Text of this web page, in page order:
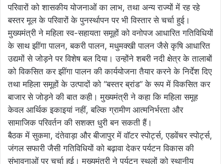
परिवारों को शासकीय योजनाओं का लाभ, तथा अन्य राज्यों में रह रहे
बस्तर मूल के परिवारों के पुनर्स्थापन पर भी विस्तार से चर्चा हुई।
मुख्यमंत्री ने महिला स्व-सहायता समूहों को वनोपज आधारित गतिविधियों
के साथ झींगा पालन, बकरी पालन, मधुमक्खी पालन जैसे कृषि आधारित
उद्यमों से जोड़ने पर विशेष बल दिया। उन्होंने शबरी नदी क्षेत्र के तालाबों
को विकसित कर झींगा पालन की कार्ययोजना तैयार करने के निर्देश दिए
तथा महिला समूहों के उत्पादों को “बस्तर ब्रांड” के रूप में विकसित कर
बाजार से जोड़ने की बात कही। मुख्यमंत्री ने कहा कि महिला समूह
केवल आर्थिक इकाइयां नहीं, बल्कि ग्रामीण आत्मनिर्भरता और
सामाजिक परिवर्तन की सशक्त धुरी बन सकती हैं।
बैठक में सुकमा, दंतेवाड़ा और बीजापुर में वॉटर स्पोर्ट्स, एडवेंचर स्पोर्ट्स,
जंगल सफारी जैसी गतिविधियों को बढ़ावा देकर पर्यटन विकास की
संभावनाओं पर चर्चा हुई। मुख्यमंत्री ने पर्यटन स्थलों को स्थानीय